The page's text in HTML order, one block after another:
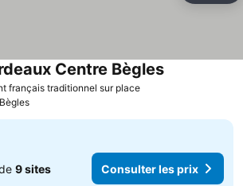
français traditionnel sur place
Centre Bègles
Bègles
9 sites Consulter les prix